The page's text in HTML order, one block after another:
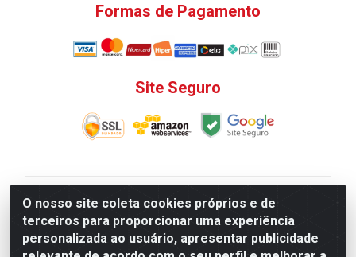
O nosso site coleta cookies próprios e de
terceiros para proporcionar uma experiência
personalizada ao usuário, apresentar publicidade
Formas de Pagamento
Site Seguro
V. C. Ferragens LTDA - Rua do Matoso, 132 - Praça da
Bandeira, Rio de Janeiro/ RJ - CEP 20.270-135 - CNPJ
12.324.723/0001-25
Todas as regras de promoções, descontos, preços e